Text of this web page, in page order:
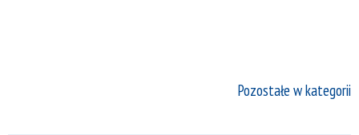
Pozostałe w kategorii